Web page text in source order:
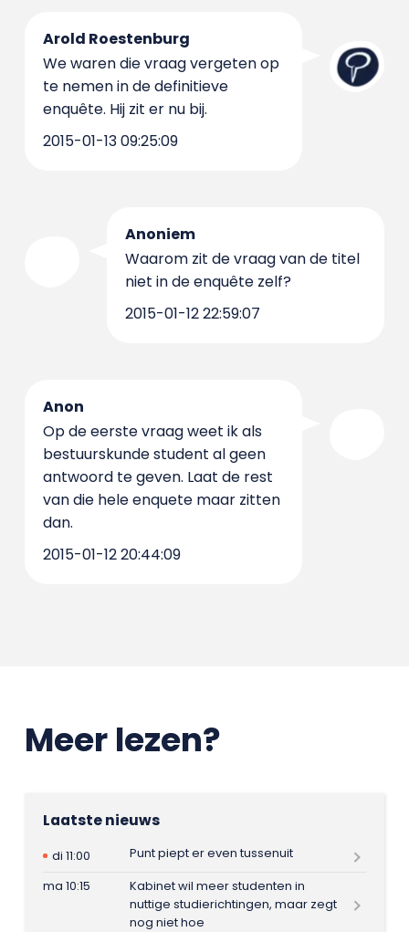
Arold Roestenburg
We waren die vraag vergeten op
te nemen in de definitieve
enquête. Hij zit er nu bij.
2015-01-13 09:25:09
Anoniem
Waarom zit de vraag van de titel
niet in de enquête zelf?
2015-01-12 22:59:07
Anon
Op de eerste vraag weet ik als
bestuurskunde student al geen
antwoord te geven. Laat de rest
van die hele enquete maar zitten
dan.
2015-01-12 20:44:09
Meer lezen?
Laatste nieuws
di 11:00
Punt piept er even tussenuit
ma 10:15
Kabinet wil meer studenten in
nuttige studierichtingen, maar zegt
nog niet hoe